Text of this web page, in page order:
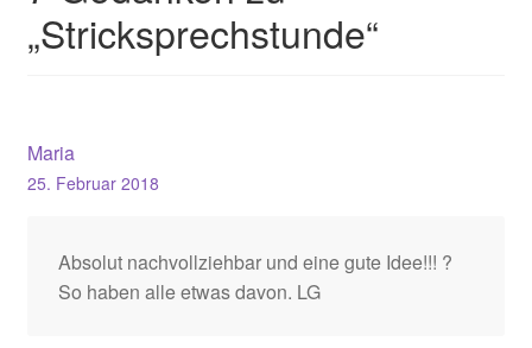
„Stricksprechstunde“
Maria
25. Februar 2018
Absolut nachvollziehbar und eine gute Idee!!! ?
So haben alle etwas davon. LG